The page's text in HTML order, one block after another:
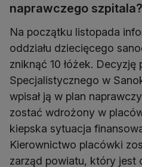
naprawczego szpitala?
Na początku listopada
oddziału dziecięcego
zniknąć 10 łóżek. Decyzję
Specjalistycznego w
wpisał ją w plan
zostać wdrożony w
kiepska sytuacja
Kierownictwo placówki
zarząd powiatu, który jest